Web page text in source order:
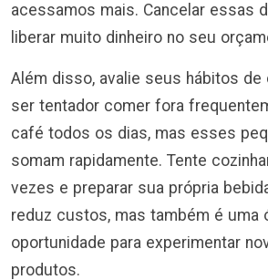
acessamos mais. Cancelar essas
liberar muito dinheiro no seu
Além disso, avalie seus hábitos de
ser tentador comer fora
café todos os dias, mas esses
somam rapidamente. Tente
vezes e preparar sua própria
reduz custos, mas também é uma
oportunidade para experimentar
produtos.